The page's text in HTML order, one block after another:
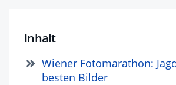
Inhalt
Wiener Fotomarathon:
besten Bilder